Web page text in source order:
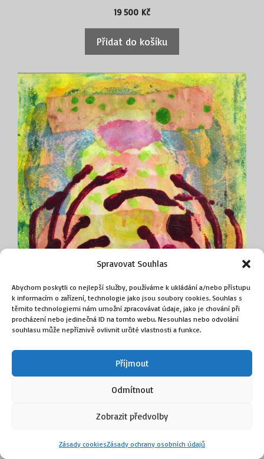
Spravovat Souhlas
Abychom poskytli co nejlepší služby, používáme k ukládání a/nebo přístupu
k informacím o zařízení, technologie jako jsou soubory cookies. Souhlas s
těmito technologiemi nám umožní zpracovávat údaje, jako je chování při
procházení nebo jedinečná ID na tomto webu. Nesouhlas nebo odvolání
souhlasu může nepříznivě ovlivnit určité vlastnosti a funkce.
Příjmout
Odmítnout
Zobrazit předvolby
Zásady cookiesZásady ochrany osobních údajů
19 500 Kč
Přidat do košíku
Jarní alej
(Hilská Jitka)
kombinovaná technika na papíru
Tento
produkt
má
více
variant.
Možnosti
lze
vybrat
na
stránce
produktu